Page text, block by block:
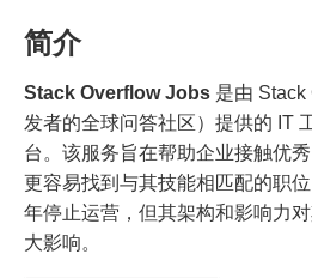
简介
Stack Overflow Jobs 是由
发者的全球问答社区）提供的 IT
台。该服务旨在帮助企业接触优
更容易找到与其技能相匹配的职
年停止运营，但其架构和影响力
大影响。